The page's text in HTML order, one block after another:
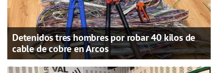
Detenidos tres hombres por robar 40 kilos de
cable de cobre en Arcos